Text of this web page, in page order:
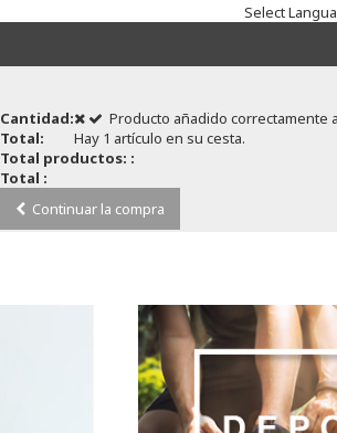
Select
Producto añadido correctamente
Cantidad:
Total:
Hay 1 artículo en su cesta.
Total productos: :
Total :
Continuar la compra